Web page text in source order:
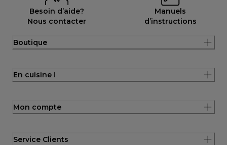
Besoin d’aide?
Nous contacter
Manuels
d’instructions
Boutique
En cuisine !
Mon compte
Service Clients